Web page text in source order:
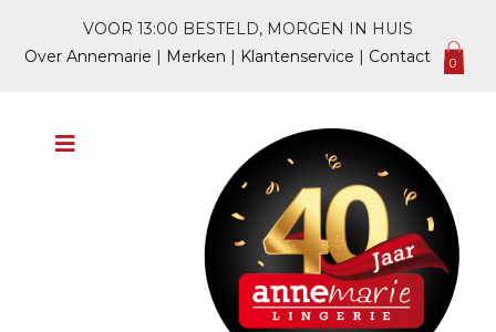
VOOR 13:00 BESTELD, MORGEN IN HUIS
Over Annemarie | Merken | Klantenservice | Contact 0